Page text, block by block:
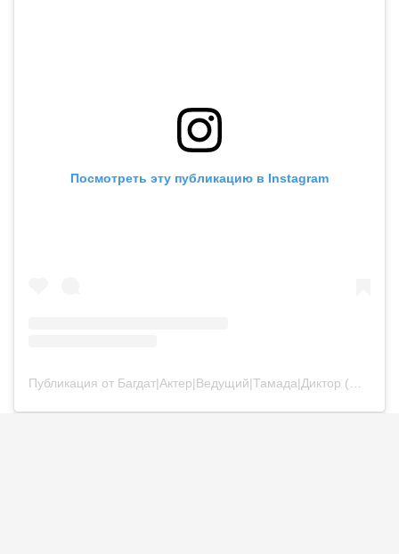
Посмотреть эту публикацию в Instagram
Публикация от Багдат|Актер|Ведущий|Тамада|Диктор (@bagdatturehan)